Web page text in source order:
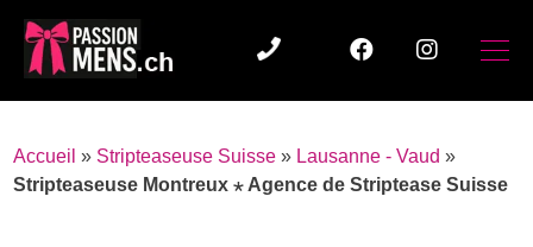
Accueil » Stripteaseuse Suisse » Lausanne - Vaud »
Stripteaseuse Montreux ⋆ Agence de Striptease Suisse